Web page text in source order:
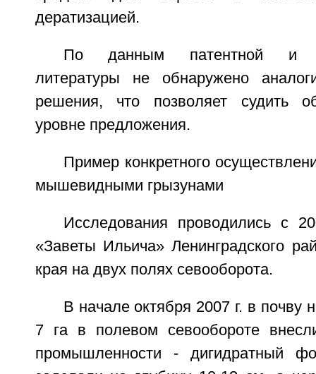
дератизацией.
По данным патентной и
литературы не обнаружено
решения, что позволяет судить
уровне предложения.
Пример конкретного
мышевидными грызунами
Исследования проводились с
«Заветы Ильича» Ленинградского
края на двух полях севооборота.
В начале октября 2007 г. в почву
7 га в полевом севообороте
промышленности - дигидратный